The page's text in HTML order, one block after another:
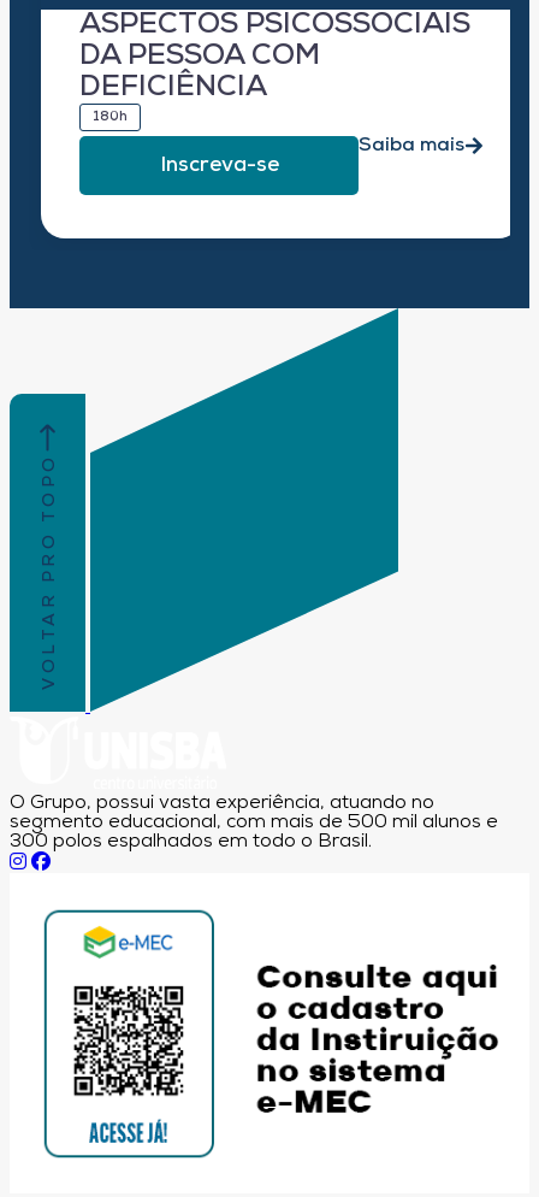
ASPECTOS PSICOSSOCIAIS
DA PESSOA COM
DEFICIÊNCIA
180h
Inscreva-se
Saiba mais
VOLTAR PRO TOPO
O Grupo, possui vasta experiência, atuando no
segmento educacional, com mais de 500 mil alunos e
300 polos espalhados em todo o Brasil.